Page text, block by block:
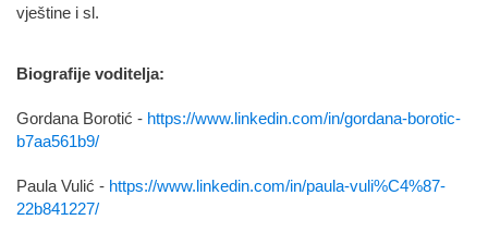
vještine i sl.
Biografije voditelja:
Gordana Borotić - https://www.linkedin.com/in/gordana-borotic-
b7aa561b9/
Paula Vulić - https://www.linkedin.com/in/paula-vuli%C4%87-
22b841227/